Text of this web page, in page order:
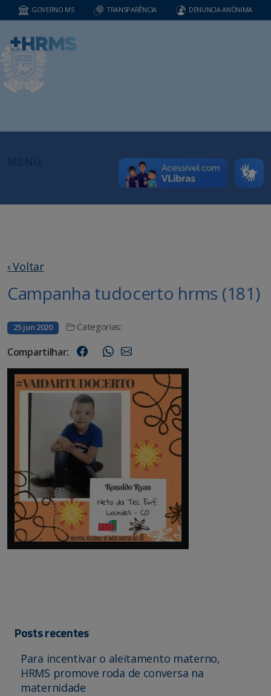
GOVERNO MS TRANSPARÊNCIA DENUNCIA ANÔNIMA
‹ Voltar
Campanha tudocerto hrms (181)
25 jun 2020 Categorias:
Compartilhar:
Posts recentes
Para incentivar o aleitamento materno,
HRMS promove roda de conversa na
maternidade